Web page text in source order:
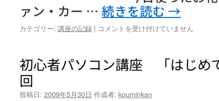
ぶ
生
き
１
回
ァン・カー … 続きを読む →
カテゴリー: 講座の記録 | 街
れ
大
コメントを受け付けていません
初心者パソコン講座 「はじ
回
投稿日: 2009年5月30日 作成者: kouminkan